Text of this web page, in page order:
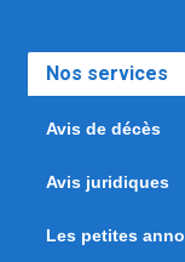
Nos services
Avis de décès
Avis juridiques
Les petites